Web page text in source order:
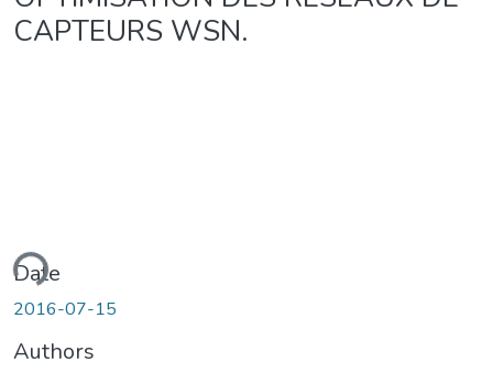
CAPTEURS WSN.
Date
2016-07-15
Authors